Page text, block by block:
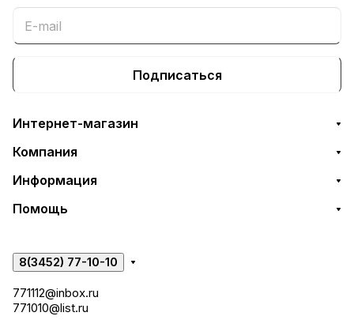
Подписаться
Интернет-магазин
Компания
Информация
Помощь
8(3452) 77-10-10
771112@inbox.ru
771010@list.ru